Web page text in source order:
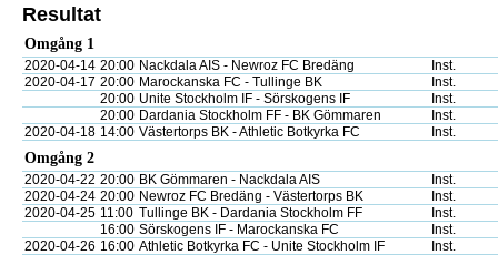
Resultat
Omgång 1
2020-04-14 20:00 Nackdala AIS - Newroz FC Bredäng
Inst.
2020-04-17 20:00 Marockanska FC - Tullinge BK
Inst.
20:00 Unite Stockholm IF - Sörskogens IF
Inst.
20:00 Dardania Stockholm FF - BK Gömmaren
Inst.
2020-04-18 14:00 Västertorps BK - Athletic Botkyrka FC Inst.
Omgång 2
2020-04-22 20:00 BK Gömmaren - Nackdala AIS
Inst.
2020-04-24 20:00 Newroz FC Bredäng - Västertorps BK
Inst.
2020-04-25 11:00 Tullinge BK - Dardania Stockholm FF
Inst.
16:00 Sörskogens IF - Marockanska FC
Inst.
2020-04-26 16:00 Athletic Botkyrka FC - Unite Stockholm IF Inst.